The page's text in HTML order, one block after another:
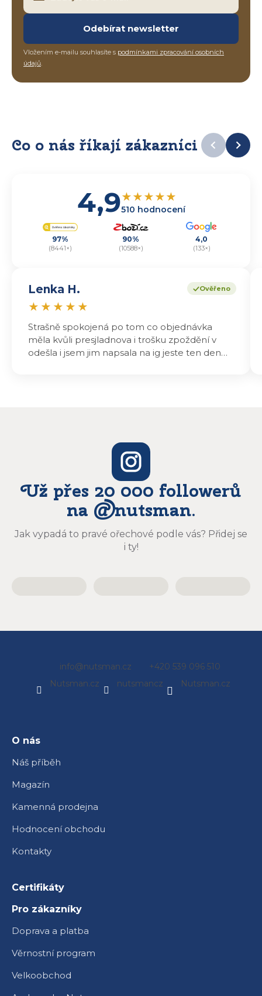
Odebírat newsletter
Vložením e-mailu souhlasíte s podmínkami zpracování osobních
údajů.
Co o nás říkají zákazníci
4,9★★★★★
510 hodnocení
97%
(8441×)
90%
(10588×)
4,0
(133×)
Ověřeno
Lenka H.
★ ★ ★ ★ ★
Strašně spokojená po tom co objednávka
měla kvůli presjladnova i trošku zpoždění v
odešla i jsem jim napsala na ig jeste ten den
Už přes 20 000 followerů
na @nutsman.
Jak vypadá to pravé ořechové podle vás? Přidej se
i ty!
info@nutsman.cz
+420 539 096 510
Nutsman.cz
nutsmancz Nutsman.cz
O nás
Náš příběh
Magazín
Kamenná prodejna
Hodnocení obchodu
Kontakty
Certifikáty
Pro zákazníky
Doprava a platba
Věrnostní program
Velkoobchod